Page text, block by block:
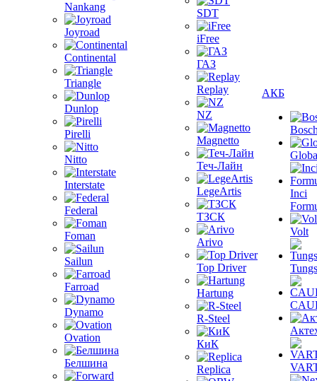
Nankang
Joyroad
Continental
Triangle
Dunlop
Pirelli
Nitto
Interstate
Federal
Foman
Sailun
Farroad
Dynamo
Ovation
Белшина
SDT
iFree
ГАЗ
Replay
NZ
Magnetto
Теч-Лайн
LegeArtis
ТЗСК
Arivo
Top Driver
Hartung
R-Steel
КиК
Replica
АКБ
Inci
Volt